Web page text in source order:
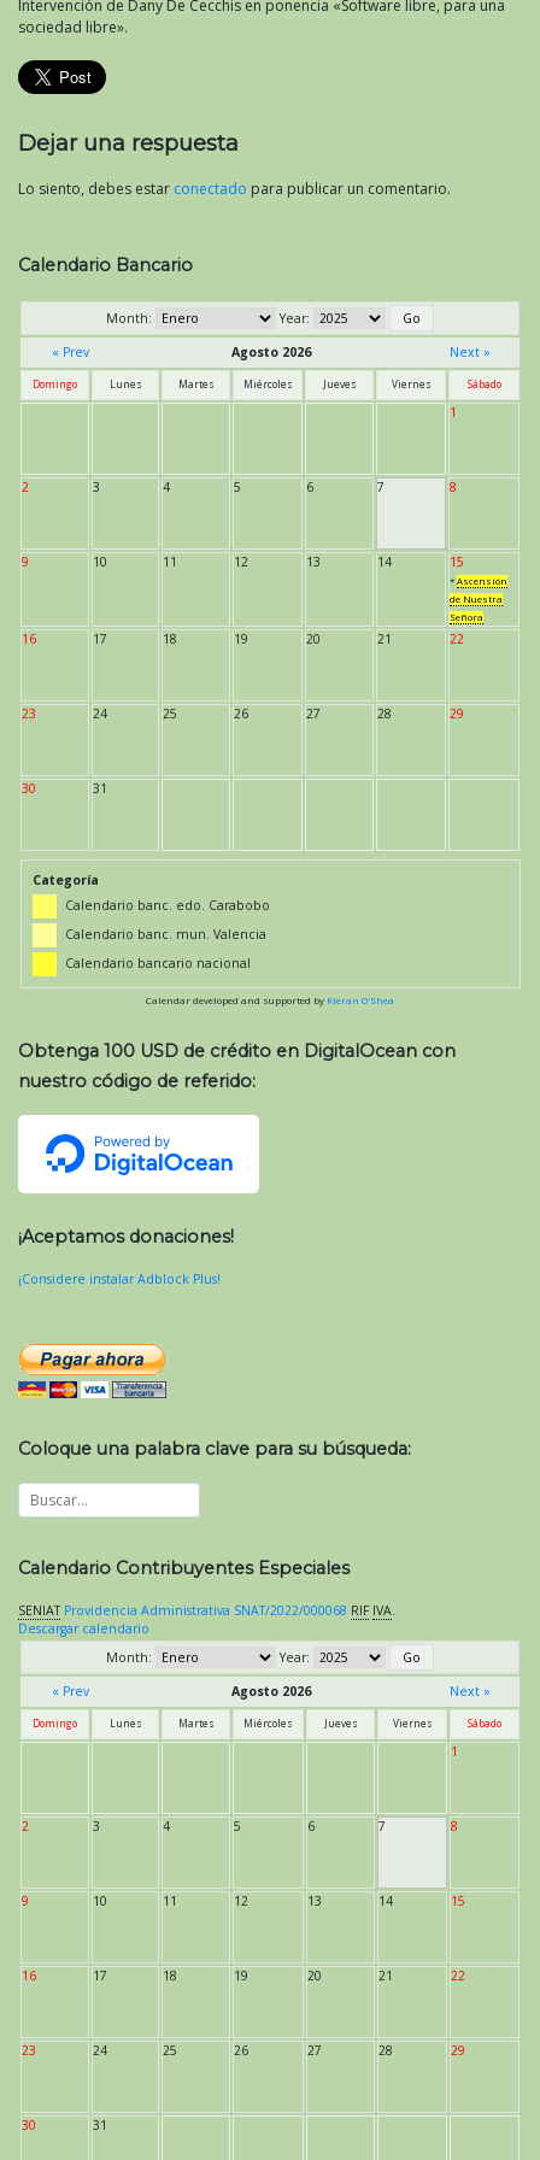
Intervención de Dany De Cecchis en ponencia «Software libre, para una
sociedad libre».
Dejar una respuesta
Lo siento, debes estar conectado para publicar un comentario.
Calendario Bancario
Month:
Year:
« Prev
Agosto 2026 Next »
Domingo Lunes Martes Miércoles Jueves Viernes Sábado
1
2 3 4 5 6 7 8
9 10 11 12 13 14 15
* Ascensión
de Nuestra
Señora
16 17 18 19 20 21 22
23 24 25 26 27 28 29
30 31
Categoría
Calendario banc. edo. Carabobo
Calendario banc. mun. Valencia
Calendario bancario nacional
Calendar developed and supported by Kieran O'Shea
Obtenga 100 USD de crédito en DigitalOcean con
nuestro código de referido:
¡Aceptamos donaciones!
¡Considere instalar Adblock Plus!
Coloque una palabra clave para su búsqueda:
Calendario Contribuyentes Especiales
SENIAT Providencia Administrativa SNAT/2022/000068 RIF IVA
Descargar calendario
Month:
Year:
« Prev
Agosto 2026 Next »
Domingo Lunes Martes Miércoles Jueves Viernes Sábado
1
2 3 4 5 6 7 8
9 10 11 12 13 14 15
16 17 18 19 20 21 22
23 24 25 26 27 28 29
30 31